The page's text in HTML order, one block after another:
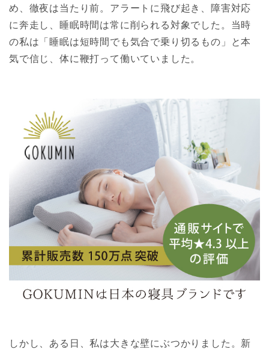
め、徹夜は当たり前。アラートに飛び起き、障害対応
に奔走し、睡眠時間は常に削られる対象でした。当時
の私は「睡眠は短時間でも気合で乗り切るもの」と本
気で信じ、体に鞭打って働いていました。
しかし、ある日、私は大きな壁にぶつかりました。新